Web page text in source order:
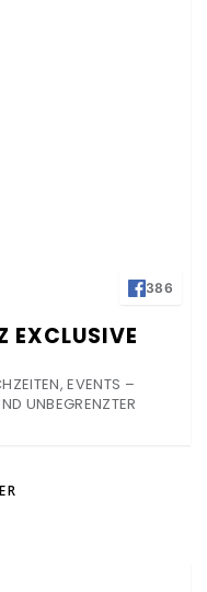
386
EXCLUSIVE
EVENTS –
UNBEGRENZTER